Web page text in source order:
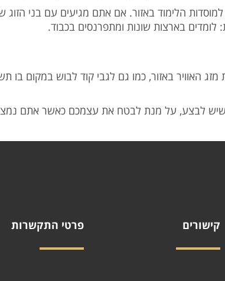
הלימוד באזור. אם אתם מגיעים עם בני הזוג
בארצות שונות ומתפרנסים בכבוד.
האוויר באזור, כמו גם לגבי קוד לבוש במקום בו
שיש לבצע, על מנת לבטח את עצמכם כאשר אתם
קישורים פרטי התקשרות